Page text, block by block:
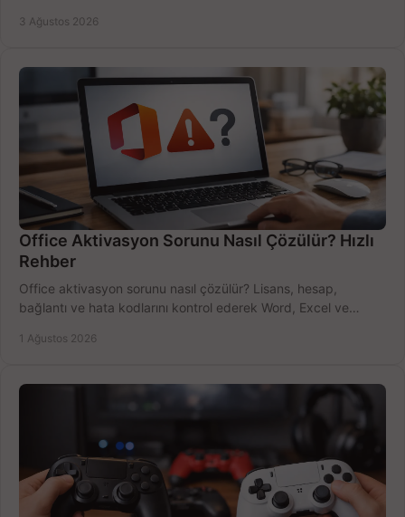
3 Ağustos 2026
Office Aktivasyon Sorunu Nasıl Çözülür? Hızlı
Rehber
Office aktivasyon sorunu nasıl çözülür? Lisans, hesap,
bağlantı ve hata kodlarını kontrol ederek Word, Excel ve
1 Ağustos 2026